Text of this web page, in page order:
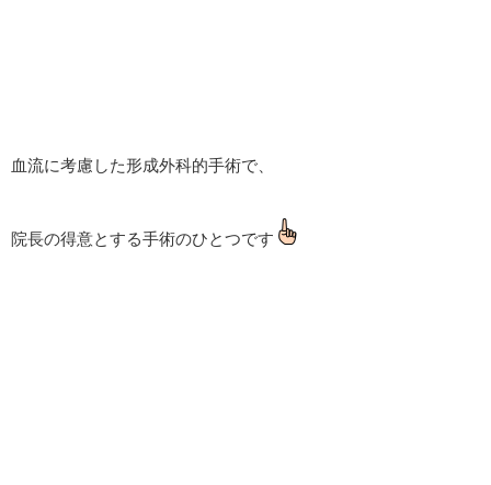
血流に考慮した形成外科的手術で、
院長の得意とする手術のひとつです